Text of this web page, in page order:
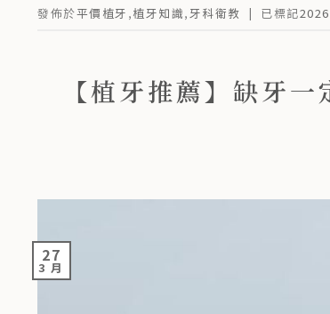
發佈於平價植牙 ,植牙知識,牙科衛教 | 已標記
【植牙推薦】缺牙
27
3 月